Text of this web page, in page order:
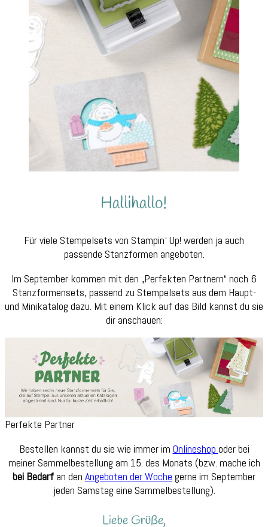
Für viele Stempelsets von Stampin‘ Up! werden ja auch
passende Stanzformen angeboten.
Im September kommen mit den „Perfekten Partnern“ noch 6
Stanzformensets, passend zu Stempelsets aus dem Haupt-
und Minikatalog dazu. Mit einem Klick auf das Bild kannst du sie
dir anschauen:
Perfekte Partner
Bestellen kannst du sie wie immer im Onlineshop oder bei
meiner Sammelbestellung am 15. des Monats (bzw. mache ich
bei Bedarf an den Angeboten der Woche gerne im September
jeden Samstag eine Sammelbestellung).